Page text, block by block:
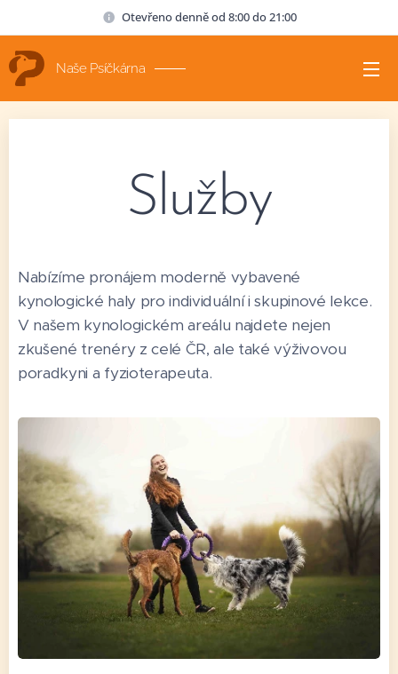
Otevřeno denně od 8:00 do 21:00
Naše Psíčkárna
Služby
Nabízíme pronájem moderně vybavené
kynologické haly pro individuální i skupinové lekce.
V našem kynologickém areálu najdete nejen
zkušené trenéry z celé ČR, ale také výživovou
poradkyni a fyzioterapeuta.